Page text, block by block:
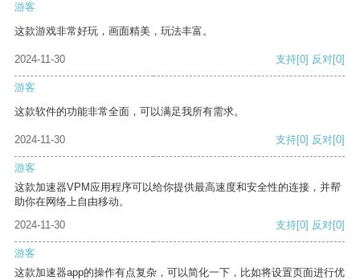
游客
这款游戏非常好玩，画面精美，玩法丰富。
2024-11-30 支持[0] 反对[0]
游客
这款软件的功能非常全面，可以满足我所有需求。
2024-11-30 支持[0] 反对[0]
游客
这款加速器VPM应用程序可以给你提供最高速度和安全性的连接，并帮
助你在网络上自由移动。
2024-11-30
支持[0] 反对[0]
游客
这款加速器app的操作有点复杂，可以简化一下，比如将设置页面进行优